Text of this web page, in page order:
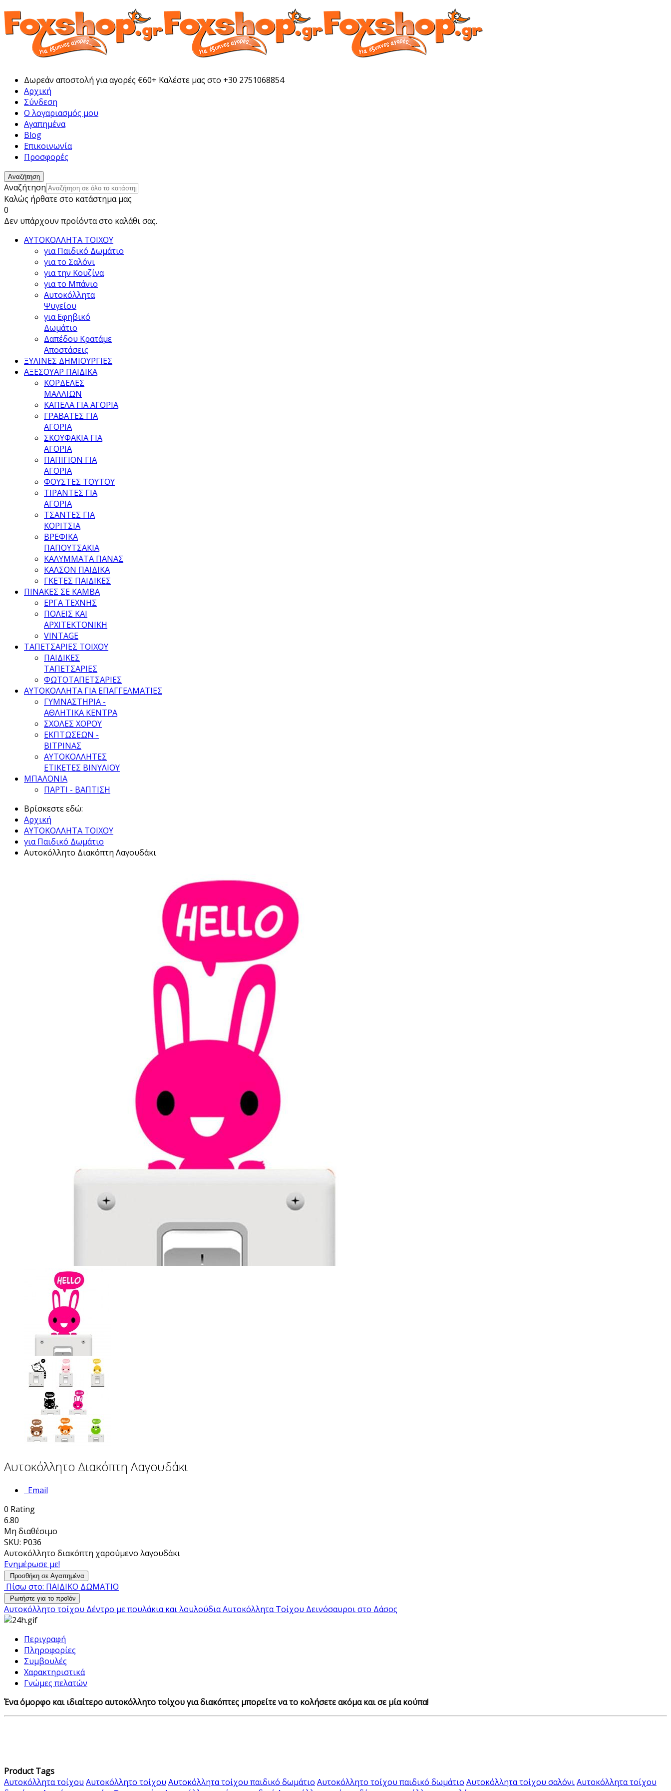
Δωρεάν αποστολή για αγορές €60+ Καλέστε μας στο +30 2751068854
Αρχική
Σύνδεση
Ο λογαριασμός μου
Αγαπημένα
Blog
Επικοινωνία
Προσφορές
Αναζήτηση
Αναζήτηση
Καλώς ήρθατε στο κατάστημα μας
0
Δεν υπάρχουν προίόντα στο καλάθι σας.
ΑΥΤΟΚΟΛΛΗΤΑ ΤΟΙΧΟΥ
για Παιδικό Δωμάτιο
για το Σαλόνι
για την Κουζίνα
για το Μπάνιο
Αυτοκόλλητα
Ψυγείου
για Εφηβικό
Δωμάτιο
Δαπέδου Κρατάμε
Αποστάσεις
ΞΥΛΙΝΕΣ ΔΗΜΙΟΥΡΓΙΕΣ
ΑΞΕΣΟΥΑΡ ΠΑΙΔΙΚΑ
ΚΟΡΔΕΛΕΣ
ΜΑΛΛΙΩΝ
ΚΑΠΕΛΑ ΓΙΑ ΑΓΟΡΙΑ
ΓΡΑΒΑΤΕΣ ΓΙΑ
ΑΓΟΡΙΑ
ΣΚΟΥΦΑΚΙΑ ΓΙΑ
ΑΓΟΡΙΑ
ΠΑΠΙΓΙΟΝ ΓΙΑ
ΑΓΟΡΙΑ
ΦΟΥΣΤΕΣ ΤΟΥΤΟΥ
ΤΙΡΑΝΤΕΣ ΓΙΑ
ΑΓΟΡΙΑ
ΤΣΑΝΤΕΣ ΓΙΑ
ΚΟΡΙΤΣΙΑ
ΒΡΕΦΙΚΑ
ΠΑΠΟΥΤΣΑΚΙΑ
ΚΑΛΥΜΜΑΤΑ ΠΑΝΑΣ
ΚΑΛΣΟΝ ΠΑΙΔΙΚΑ
ΓΚΕΤΕΣ ΠΑΙΔΙΚΕΣ
ΠΙΝΑΚΕΣ ΣΕ ΚΑΜΒΑ
ΕΡΓΑ ΤΕΧΝΗΣ
ΠΟΛΕΙΣ ΚΑΙ
ΑΡΧΙΤΕΚΤΟΝΙΚΗ
VINTAGE
ΤΑΠΕΤΣΑΡΙΕΣ ΤΟΙΧΟΥ
ΠΑΙΔΙΚΕΣ
ΤΑΠΕΤΣΑΡΙΕΣ
ΦΩΤΟΤΑΠΕΤΣΑΡΙΕΣ
ΑΥΤΟΚΟΛΛΗΤΑ ΓΙΑ ΕΠΑΓΓΕΛΜΑΤΙΕΣ
ΓΥΜΝΑΣΤΗΡΙΑ -
ΑΘΛΗΤΙΚΑ ΚΕΝΤΡΑ
ΣΧΟΛΕΣ ΧΟΡΟΥ
ΕΚΠΤΩΣΕΩΝ -
ΒΙΤΡΙΝΑΣ
ΑΥΤΟΚΟΛΛΗΤΕΣ
ΕΤΙΚΕΤΕΣ ΒΙΝΥΛΙΟΥ
ΜΠΑΛΟΝΙΑ
ΠΑΡΤΙ - ΒΑΠΤΙΣΗ
Βρίσκεστε εδώ:
Αρχική
ΑΥΤΟΚΟΛΛΗΤΑ ΤΟΙΧΟΥ
για Παιδικό Δωμάτιο
Αυτοκόλλητο Διακόπτη Λαγουδάκι
Αυτοκόλλητο Διακόπτη Λαγουδάκι
Email
0 Rating
6.80
Μη διαθέσιμο
SKU: P036
Αυτοκόλλητο διακόπτη χαρούμενο λαγουδάκι
Ενημέρωσε με!
Προσθήκη σε Αγαπημένα
Πίσω στο: ΠΑΙΔΙΚΟ ΔΩΜΑΤΙΟ
Ρωτήστε για το προϊόν
Αυτοκόλλητο τοίχου Δέντρο με πουλάκια και λουλούδιαΑυτοκόλλητα Τοίχου Δεινόσαυροι στο Δάσος
Περιγραφή
Πληροφορίες
Συμβουλές
Χαρακτηριστικά
Γνώμες πελατών
Ένα όμορφο και ιδιαίτερο αυτοκόλλητο τοίχου για διακόπτες μπορείτε να το κολήσετε ακόμα και σε μία κούπα!
Product Tags
Αυτοκόλλητα τοίχου Αυτοκόλλητο τοίχου Αυτοκόλλητα τοίχου παιδικό δωμάτιο Αυτοκόλλητο τοίχου παιδικό δωμάτιο Αυτοκόλλητα τοίχου σαλόνιΑυτοκόλλητα τοίχου